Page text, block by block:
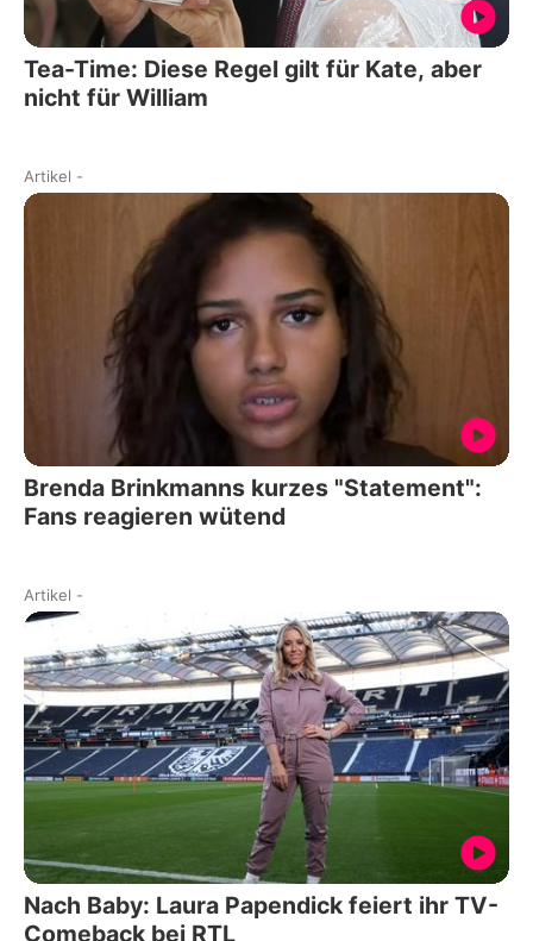
Tea-Time: Diese Regel gilt für Kate, aber
nicht für William
Artikel -
Brenda Brinkmanns kurzes "Statement":
Fans reagieren wütend
Artikel -
Nach Baby: Laura Papendick feiert ihr TV-
Comeback bei RTL